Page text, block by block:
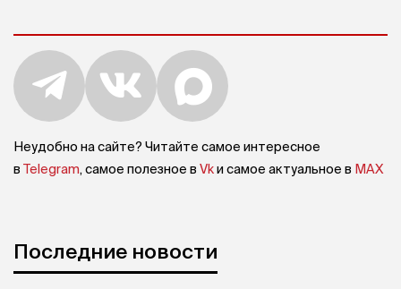
Неудобно на сайте? Читайте самое интересное
в Telegram, самое полезное в Vkи самое актуальное в MAX
Последние новости